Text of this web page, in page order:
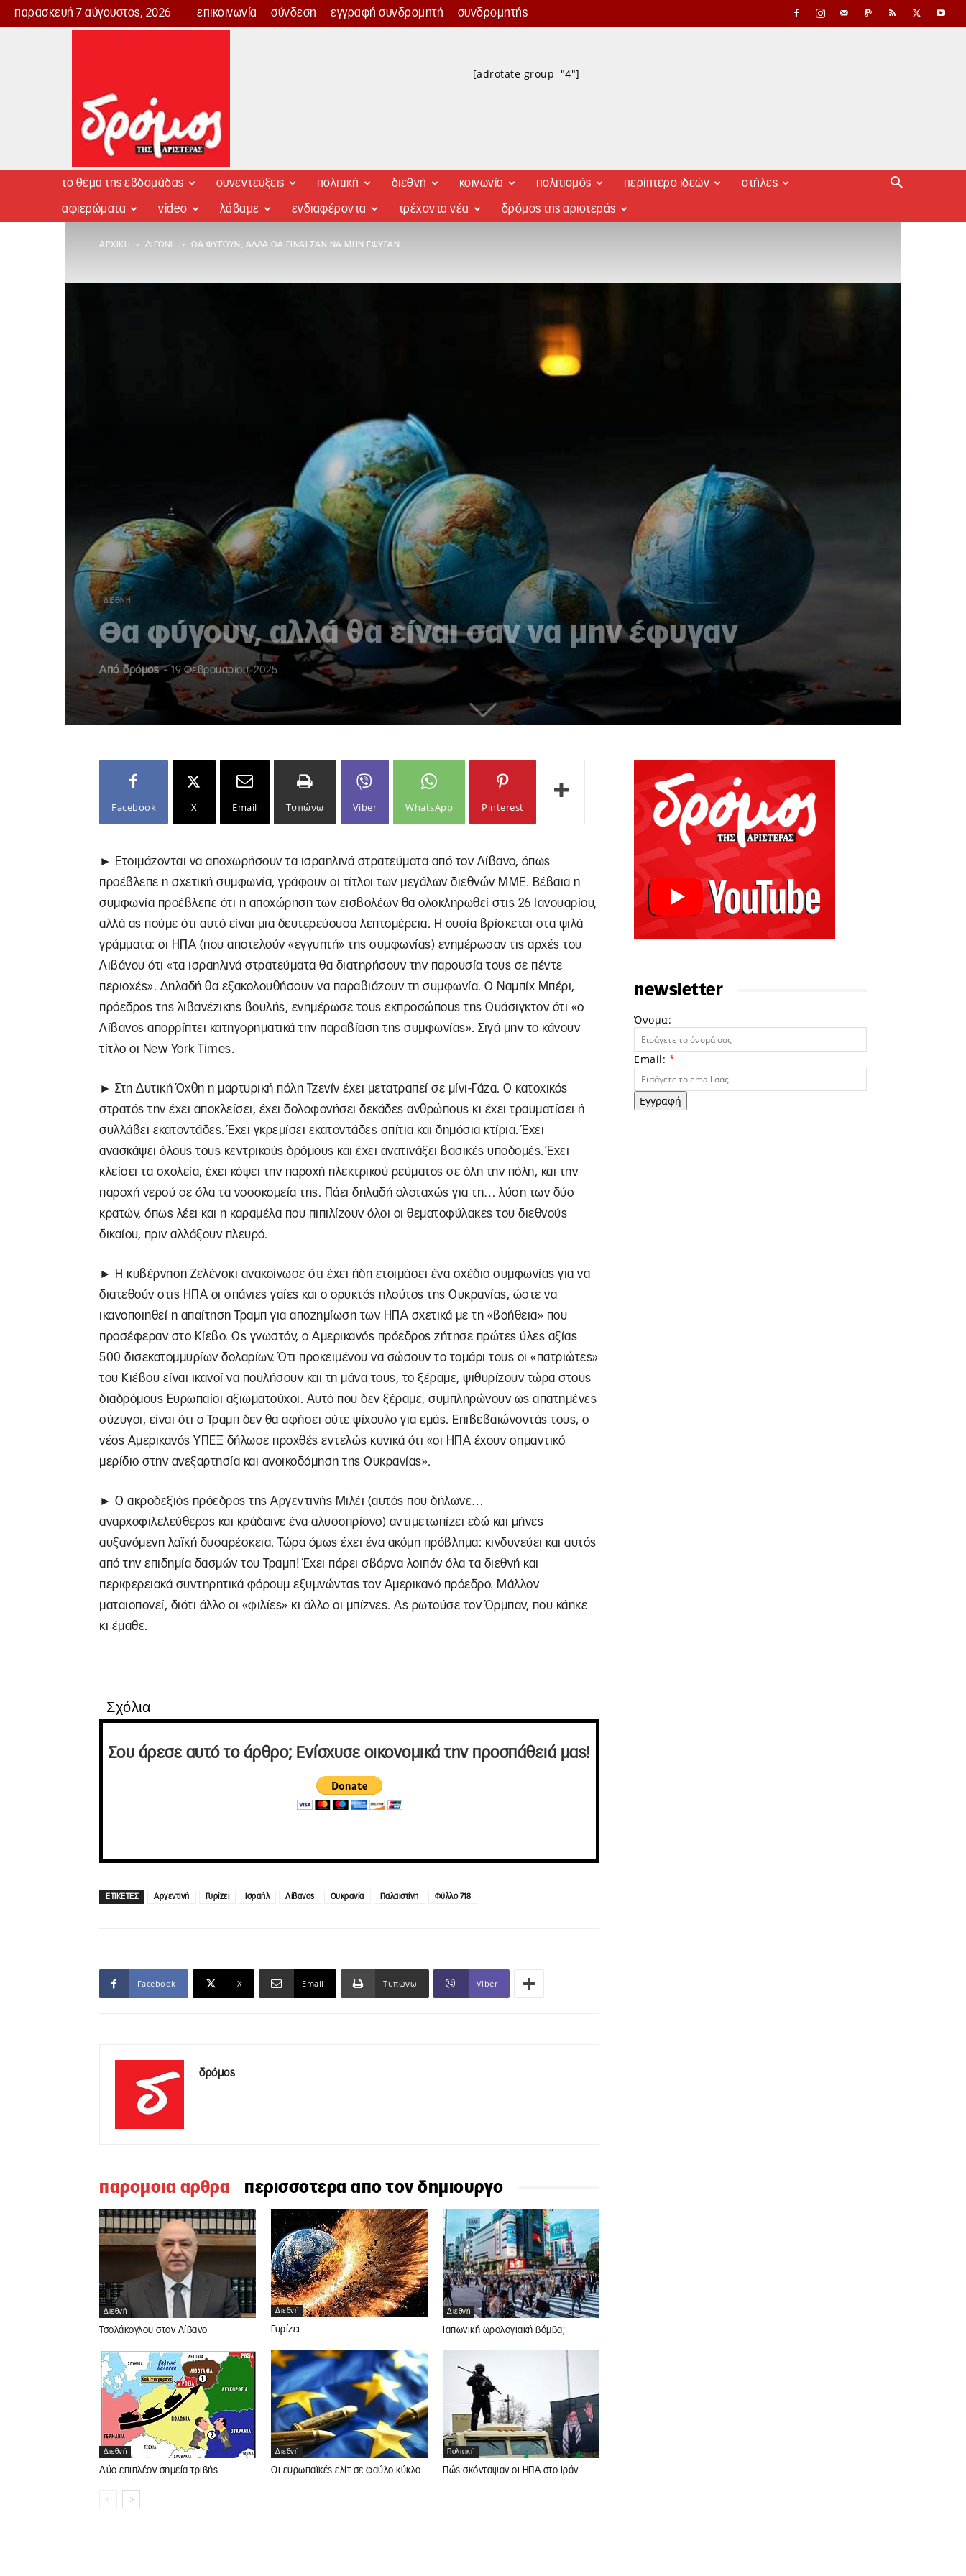
παρασκευή 7 αύγουστος, 2026 επικοινωνία σύνδεση εγγραφή συνδρομητή συνδρομητής
Δρόμος
[adrotate group="4"]
το θέμα της εβδομάδας συνεντεύξεις πολιτική διεθνή κοινωνία πολιτισμός περίπτερο ιδεών στήλες
αφιερώματα video λάβαμε ενδιαφέροντα τρέχοντα νέα δρόμος της αριστεράς
ΑΡΧΙΚΉ ΔΙΕΘΝΉ ΘΑ ΦΎΓΟΥΝ, ΑΛΛΆ ΘΑ ΕΊΝΑΙ ΣΑΝ ΝΑ ΜΗΝ ΈΦΥΓΑΝ
ΔΙΕΘΝΉ
Θα φύγουν, αλλά θα είναι σαν να μην έφυγαν
Από δρόμος - 19 Φεβρουαρίου, 2025
Facebook X Email Τυπώνω Viber WhatsApp Pinterest
► Ετοιμάζονται να αποχωρήσουν τα ισραηλινά στρατεύματα από τον Λίβανο, όπως
προέβλεπε η σχετική συμφωνία, γράφουν οι τίτλοι των μεγάλων διεθνών ΜΜΕ. Βέβαια η
συμφωνία προέβλεπε ότι η αποχώρηση των εισβολέων θα ολοκληρωθεί στις 26 Ιανουαρίου,
αλλά ας πούμε ότι αυτό είναι μια δευτερεύουσα λεπτομέρεια. Η ουσία βρίσκεται στα ψιλά
γράμματα: οι ΗΠΑ (που αποτελούν «εγγυητή» της συμφωνίας) ενημέρωσαν τις αρχές του
Λιβάνου ότι «τα ισραηλινά στρατεύματα θα διατηρήσουν την παρουσία τους σε πέντε
περιοχές». Δηλαδή θα εξακολουθήσουν να παραβιάζουν τη συμφωνία. Ο Ναμπίχ Μπέρι,
πρόεδρος της λιβανέζικης βουλής, ενημέρωσε τους εκπροσώπους της Ουάσιγκτον ότι «ο
Λίβανος απορρίπτει κατηγορηματικά την παραβίαση της συμφωνίας». Σιγά μην το κάνουν
τίτλο οι New York Times.
► Στη Δυτική Όχθη η μαρτυρική πόλη Τζενίν έχει μετατραπεί σε μίνι-Γάζα. Ο κατοχικός
στρατός την έχει αποκλείσει, έχει δολοφονήσει δεκάδες ανθρώπους κι έχει τραυματίσει ή
συλλάβει εκατοντάδες. Έχει γκρεμίσει εκατοντάδες σπίτια και δημόσια κτίρια. Έχει
ανασκάψει όλους τους κεντρικούς δρόμους και έχει ανατινάξει βασικές υποδομές. Έχει
κλείσει τα σχολεία, έχει κόψει την παροχή ηλεκτρικού ρεύματος σε όλη την πόλη, και την
παροχή νερού σε όλα τα νοσοκομεία της. Πάει δηλαδή ολοταχώς για τη… λύση των δύο
κρατών, όπως λέει και η καραμέλα που πιπιλίζουν όλοι οι θεματοφύλακες του διεθνούς
δικαίου, πριν αλλάξουν πλευρό.
► Η κυβέρνηση Ζελένσκι ανακοίνωσε ότι έχει ήδη ετοιμάσει ένα σχέδιο συμφωνίας για να
διατεθούν στις ΗΠΑ οι σπάνιες γαίες και ο ορυκτός πλούτος της Ουκρανίας, ώστε να
ικανοποιηθεί η απαίτηση Τραμπ για αποζημίωση των ΗΠΑ σχετικά με τη «βοήθεια» που
προσέφεραν στο Κίεβο. Ως γνωστόν, ο Αμερικανός πρόεδρος ζήτησε πρώτες ύλες αξίας
500 δισεκατομμυρίων δολαρίων. Ότι προκειμένου να σώσουν το τομάρι τους οι «πατριώτες»
του Κιέβου είναι ικανοί να πουλήσουν και τη μάνα τους, το ξέραμε, ψιθυρίζουν τώρα στους
διαδρόμους Ευρωπαίοι αξιωματούχοι. Αυτό που δεν ξέραμε, συμπληρώνουν ως απατημένες
σύζυγοι, είναι ότι ο Τραμπ δεν θα αφήσει ούτε ψίχουλο για εμάς. Επιβεβαιώνοντάς τους, ο
νέος Αμερικανός ΥΠΕΞ δήλωσε προχθές εντελώς κυνικά ότι «οι ΗΠΑ έχουν σημαντικό
μερίδιο στην ανεξαρτησία και ανοικοδόμηση της Ουκρανίας».
► Ο ακροδεξιός πρόεδρος της Αργεντινής Μιλέι (αυτός που δήλωνε…
αναρχοφιλελεύθερος και κράδαινε ένα αλυσοπρίονο) αντιμετωπίζει εδώ και μήνες
αυξανόμενη λαϊκή δυσαρέσκεια. Τώρα όμως έχει ένα ακόμη πρόβλημα: κινδυνεύει και αυτός
από την επιδημία δασμών του Τραμπ! Έχει πάρει σβάρνα λοιπόν όλα τα διεθνή και
περιφερειακά συντηρητικά φόρουμ εξυμνώντας τον Αμερικανό πρόεδρο. Μάλλον
ματαιοπονεί, διότι άλλο οι «φιλίες» κι άλλο οι μπίζνες. Ας ρωτούσε τον Όρμπαν, που κάηκε
κι έμαθε.
Σχόλια
Σου άρεσε αυτό το άρθρο; Ενίσχυσε οικονομικά την προσπάθειά μας!
ΕΤΙΚΕΤΕΣ Αργεντινή Γυρίζει Ισραήλ Λίβανος Ουκρανία Παλαιστίνη Φύλλο 718
Facebook X Email Τυπώνω Viber
δρόμος
παρομοια αρθρα περισσοτερα απο τον δημιουργο
Διεθνή
Τσολάκογλου στον Λίβανο
Διεθνή
Γυρίζει
Διεθνή
Ιαπωνική ωρολογιακή βόμβα;
Διεθνή
Δύο επιπλέον σημεία τριβής
Διεθνή
Οι ευρωπαϊκές ελίτ σε φαύλο κύκλο
Πολιτική
Πώς σκόνταψαν οι ΗΠΑ στο Ιράν
newsletter
Όνομα:
Email: *
Εγγραφή